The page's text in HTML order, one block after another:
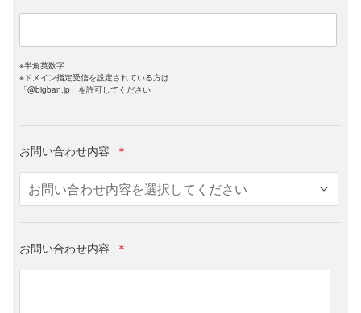
※半角英数字
※ドメイン指定受信を設定されている方は
「@bigban.jp」を許可してください
お問い合わせ内容 ＊
お問い合わせ内容 ＊